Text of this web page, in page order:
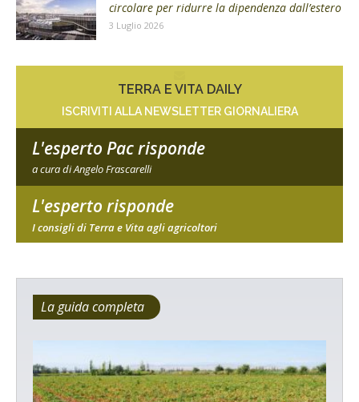
circolare per ridurre la dipendenza dall’estero
3 Luglio 2026
TERRA E VITA DAILY
ISCRIVITI ALLA NEWSLETTER GIORNALIERA
L'esperto Pac risponde
a cura di Angelo Frascarelli
L'esperto risponde
I consigli di Terra e Vita agli agricoltori
La guida completa